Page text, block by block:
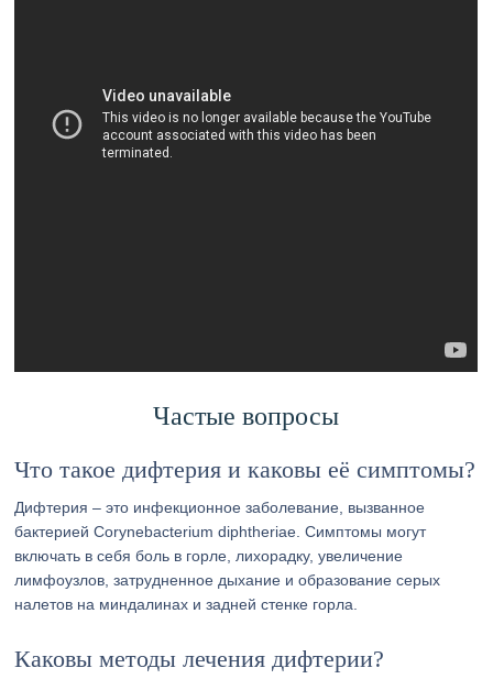
Частые вопросы
Что такое дифтерия и каковы её симптомы?
Дифтерия – это инфекционное заболевание, вызванное
бактерией Corynebacterium diphtheriae. Симптомы могут
включать в себя боль в горле, лихорадку, увеличение
лимфоузлов, затрудненное дыхание и образование серых
налетов на миндалинах и задней стенке горла.
Каковы методы лечения дифтерии?